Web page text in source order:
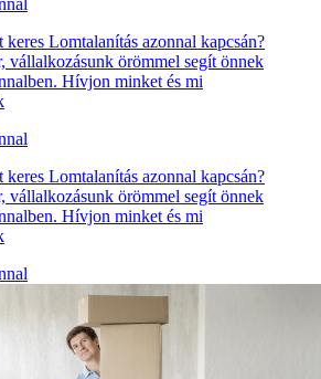
keres Lomtalanítás azonnal kapcsán?
vállalkozásunk örömmel segít önnek
Hívjon minket és mi
keres Lomtalanítás azonnal kapcsán?
vállalkozásunk örömmel segít önnek
Hívjon minket és mi